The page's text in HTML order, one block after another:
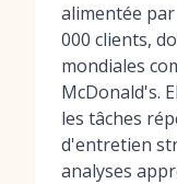
alimentée
000 clients,
mondiales
McDonald's.
les tâches
d'entretien
analyses